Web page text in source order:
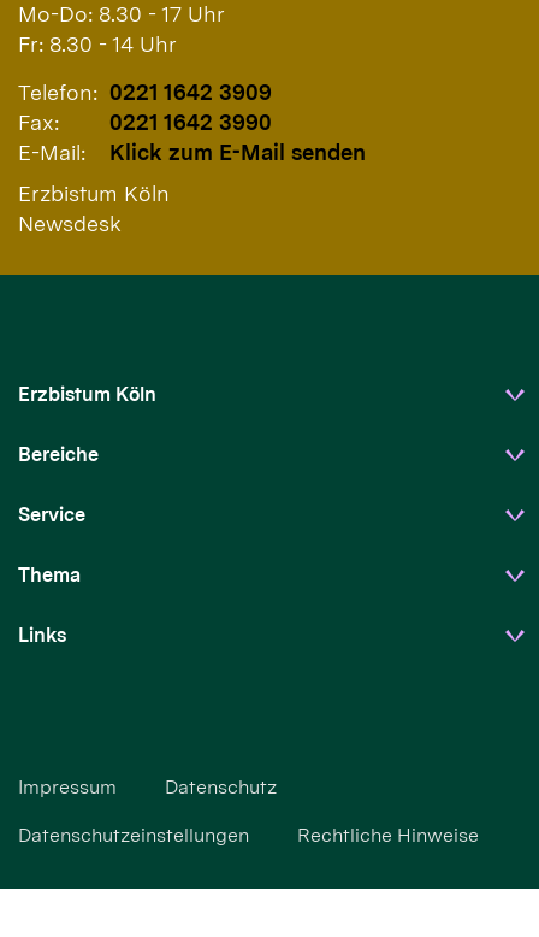
Mo-Do: 8.30 - 17 Uhr
Fr: 8.30 - 14 Uhr
Telefon: 0221 1642 3909
Fax:
0221 1642 3990
E-Mail:
Klick zum E-Mail senden
Erzbistum Köln
Newsdesk
Erzbistum Köln
Bereiche
Service
Thema
Links
Impressum Datenschutz
Datenschutzeinstellungen Rechtliche Hinweise